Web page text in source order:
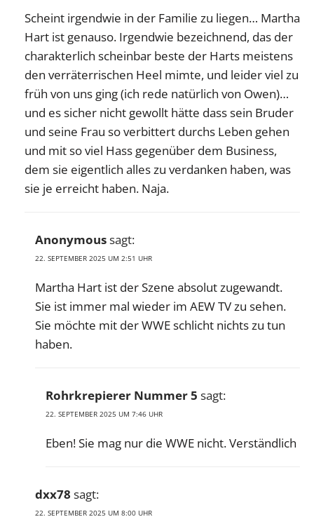
Scheint irgendwie in der Familie zu liegen… Martha
Hart ist genauso. Irgendwie bezeichnend, das der
charakterlich scheinbar beste der Harts meistens
den verräterrischen Heel mimte, und leider viel zu
früh von uns ging (ich rede natürlich von Owen)…
und es sicher nicht gewollt hätte dass sein Bruder
und seine Frau so verbittert durchs Leben gehen
und mit so viel Hass gegenüber dem Business,
dem sie eigentlich alles zu verdanken haben, was
sie je erreicht haben. Naja.
Anonymoussagt:
22. SEPTEMBER 2025 UM 2:51 UHR
Martha Hart ist der Szene absolut zugewandt.
Sie ist immer mal wieder im AEW TV zu sehen.
Sie möchte mit der WWE schlicht nichts zu tun
haben.
Rohrkrepierer Nummer 5 sagt:
22. SEPTEMBER 2025 UM 7:46 UHR
Eben! Sie mag nur die WWE nicht. Verständlich
dxx78 sagt:
22. SEPTEMBER 2025 UM 8:00 UHR